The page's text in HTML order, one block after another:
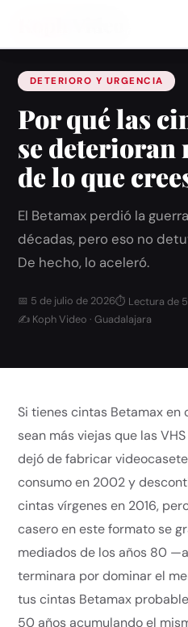
DETERIORO Y URGENCIA
Por qué las
se deterioran
de lo que
El Betamax perdió la
décadas, pero eso no
De hecho, lo aceleró.
📅 5 de julio de 2026⏱ Lectura de
✍ Koph Video · Guadalajara
Si tienes cintas Betamax en
sean más viejas que las
dejó de fabricar
consumo en 2002 y
cintas vírgenes en 2016,
casero en este formato se
mediados de los años 80
terminara por dominar el
tus cintas Betamax
50 años acumulando el